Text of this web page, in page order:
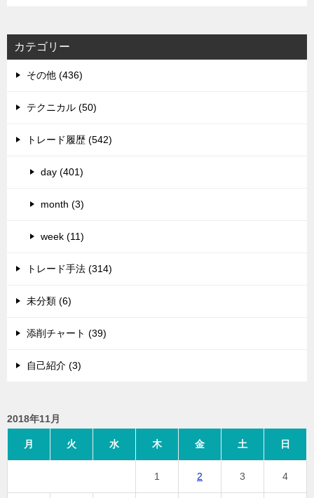
カテゴリー
その他 (436)
テクニカル (50)
トレード履歴 (542)
day (401)
month (3)
week (11)
トレード手法 (314)
未分類 (6)
添削チャート (39)
自己紹介 (3)
2018年11月
月 火 水 木 金 土 日
1 2 3 4